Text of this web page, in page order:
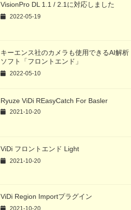
VisionPro DL 1.1 / 2.1に対応しました
2022-05-19
キーエンス社のカメラも使用できるAI解析
ソフト「フロントエンド」
2022-05-10
Ryuze ViDi REasyCatch For Basler
2021-10-20
ViDi フロントエンド Light
2021-10-20
ViDi Region Importプラグイン